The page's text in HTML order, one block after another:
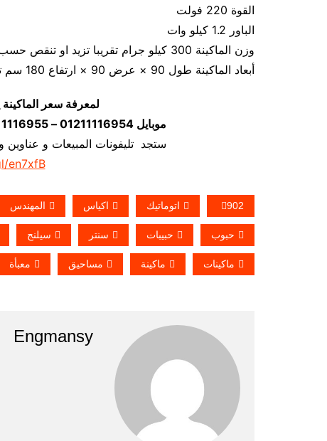
القوة 220 فولت
الباور 1.2 كيلو وات
وزن الماكينة 300 كيلو جرام تقريبا تزيد او تنقص حسب تحديثات الماكينة
أبعاد الماكينة طول 90 × عرض 90 × ارتفاع 180 سم تقريبا و يمكن فك الماكينة و تركيبها في اي مكان
لمعرفة سعر
موبايل 01211116954 – 01211116955 – 01211116956–01211116958
ستجد تليفونات المبيعات و
en7xfB
902 اتوماتيك اكياس المهندس
حبوب حبيبات سنتر سيلنج
ماكينات ماكينة مساحيق معبأة
Engmansy